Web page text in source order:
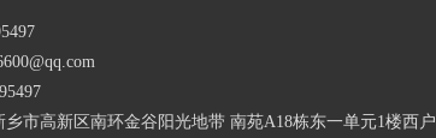
乡市高新区南环金谷阳光地带 南苑A18栋东一单元1楼西户